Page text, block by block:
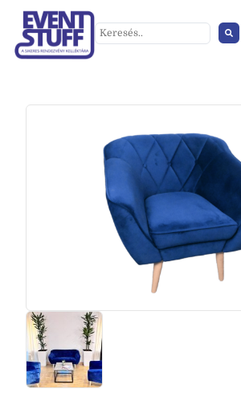
Tábla-Behajtani
mindkétirányból
HOZZÁAD